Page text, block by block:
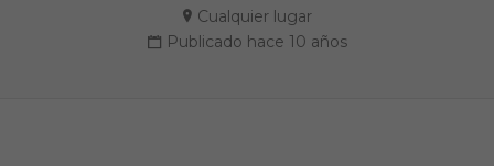
Cualquier lugar
Publicado hace 10 años